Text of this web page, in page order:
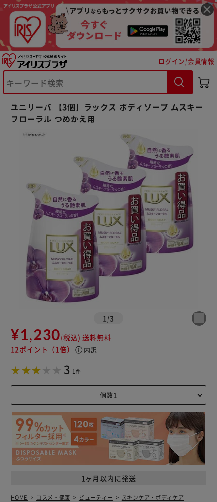
ログイン/会員情報
ユニリーバ 【3個】ラックス ボディソープ ムスキー
フローラル つめかえ用
1 /3
¥1,230(税込) 送料無料
12ポイント （1倍） info 内訳
3 1件
1ヶ月以内に発送
HOME コスメ・健康 ビューティー スキンケア・ボディケア
※ご確認ください
カートに入れる